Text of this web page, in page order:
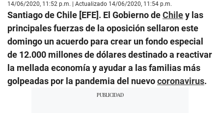
14/06/2020, 11:52 p.m. | Actualizado 14/06/2020, 11:54 p.m.
Santiago de Chile [EFE]. El Gobierno deChiley las
principales fuerzas de la oposición sellaron este
domingo un acuerdo para crear un fondo especial
de 12.000 millones de dólares destinado a reactivar
la mellada economía y ayudar a las familias más
golpeadas por la pandemia del nuevocoronavirus.